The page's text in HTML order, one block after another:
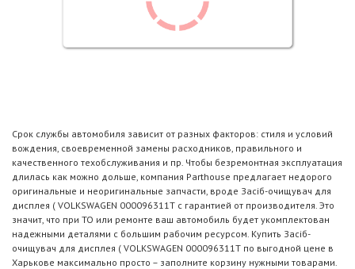
Срок службы автомобиля зависит от разных факторов: стиля и условий
вождения, своевременной замены расходников, правильного и
качественного техобслуживания и пр. Чтобы безремонтная эксплуатация
длилась как можно дольше, компания Parthouse предлагает недорого
оригинальные и неоригинальные запчасти, вроде Засiб-очищувач для
дисплея ( VOLKSWAGEN 000096311T с гарантией от производителя. Это
значит, что при ТО или ремонте ваш автомобиль будет укомплектован
надежными деталями с большим рабочим ресурсом. Купить Засiб-
очищувач для дисплея ( VOLKSWAGEN 000096311T по выгодной цене в
Харькове максимально просто – заполните корзину нужными товарами.